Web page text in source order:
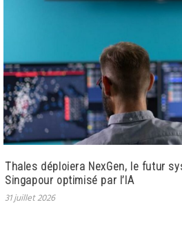
Thales déploiera NexGen, le futur
Singapour optimisé par l’IA
31 juillet 2026